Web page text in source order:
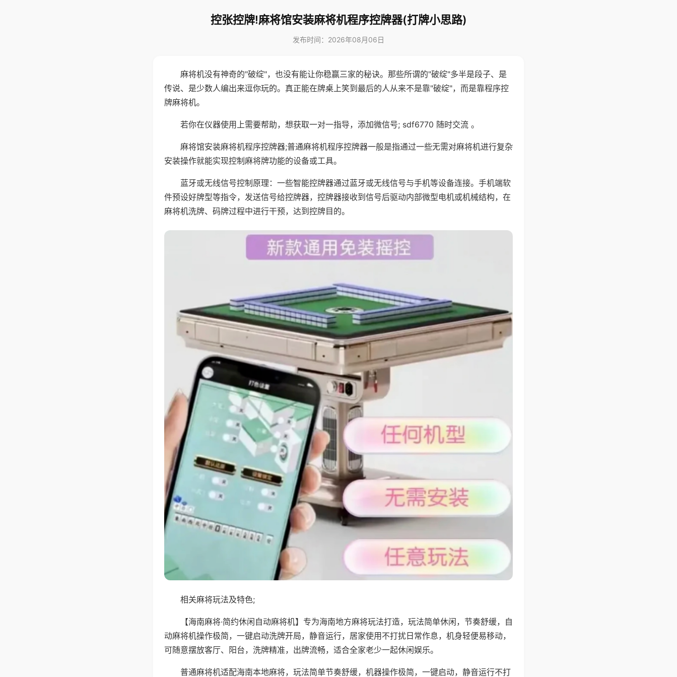
控张控牌!麻将馆安装麻将机程序控牌器(打牌小思路)
发布时间：2026年08月06日
麻将机没有神奇的"破绽"，也没有能让你稳赢三家的秘诀。那些所谓的"破绽"多半是段子、是
传说、是少数人编出来逗你玩的。真正能在牌桌上笑到最后的人从来不是靠"破绽"，而是靠程序控
牌麻将机。
若你在仪器使用上需要帮助，想获取一对一指导，添加微信号; sdf6770 随时交流 。
麻将馆安装麻将机程序控牌器;普通麻将机程序控牌器一般是指通过一些无需对麻将机进行复杂
安装操作就能实现控制麻将牌功能的设备或工具。
蓝牙或无线信号控制原理：一些智能控牌器通过蓝牙或无线信号与手机等设备连接。手机端软
件预设好牌型等指令，发送信号给控牌器，控牌器接收到信号后驱动内部微型电机或机械结构，在
麻将机洗牌、码牌过程中进行干预，达到控牌目的。
相关麻将玩法及特色;
【海南麻将·简约休闲自动麻将机】专为海南地方麻将玩法打造，玩法简单休闲，节奏舒缓，自
动麻将机操作极简，一键启动洗牌开局，静音运行，居家使用不打扰日常作息，机身轻便易移动，
可随意摆放客厅、阳台，洗牌精准，出牌流畅，适合全家老少一起休闲娱乐。
普通麻将机适配海南本地麻将，玩法简单节奏舒缓，机器操作极简，一键启动，静音运行不打